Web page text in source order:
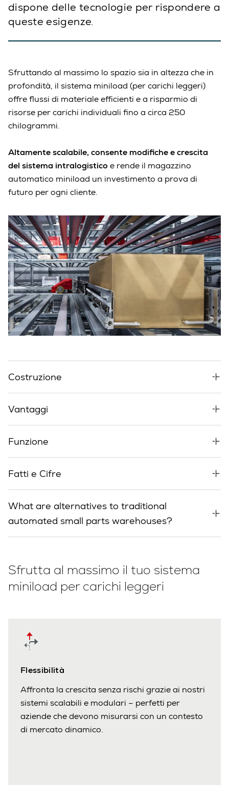
dispone delle tecnologie per rispondere a
queste esigenze.
Sfruttando al massimo lo spazio sia in altezza che in
profondità, il sistema miniload (per carichi leggeri)
offre flussi di materiale efficienti e a risparmio di
risorse per carichi individuali fino a circa 250
chilogrammi.
Altamente scalabile, consente modifiche e crescita
del sistema intralogistico e rende il magazzino
automatico miniload un investimento a prova di
futuro per ogni cliente.
Costruzione
Vantaggi
Funzione
Fatti e Cifre
What are alternatives to traditional
automated small parts warehouses?
Sfrutta al massimo il tuo sistema
miniload per carichi leggeri
Flessibilità
Affronta la crescita senza rischi grazie ai nostri
sistemi scalabili e modulari – perfetti per
aziende che devono misurarsi con un contesto
di mercato dinamico.